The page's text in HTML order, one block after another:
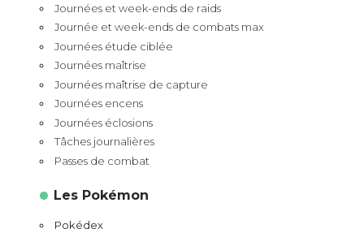
Journées et week-ends de raids
Journée et week-ends de combats max
Journées étude ciblée
Journées maîtrise
Journées maîtrise de capture
Journées encens
Journées éclosions
Tâches journalières
Passes de combat
Les Pokémon
Pokédex